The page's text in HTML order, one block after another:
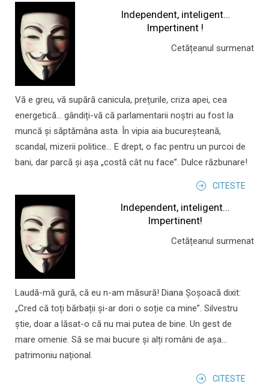
Independent, inteligent…
Impertinent !
Cetățeanul surmenat
Vă e greu, vă supără canicula, prețurile, criza apei, cea
energetică... gândiți-vă că parlamentarii noștri au fost la
muncă și săptămâna asta. În vipia aia bucureșteană,
scandal, mizerii politice... E drept, o fac pentru un purcoi de
bani, dar parcă și așa „costă cât nu face”. Dulce răzbunare!
CITESTE
Independent, inteligent...
Impertinent!
Cetățeanul surmenat
Laudă-mă gură, că eu n-am măsură! Diana Șoșoacă dixit:
„Cred că toți bărbații și-ar dori o soție ca mine”. Silvestru
știe, doar a lăsat-o că nu mai putea de bine. Un gest de
mare omenie. Să se mai bucure și alți români de așa...
patrimoniu național.
CITESTE